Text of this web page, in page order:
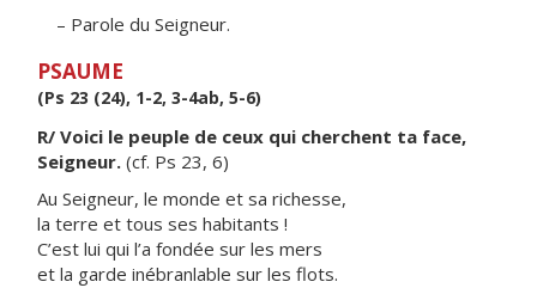
– Parole du Seigneur.
PSAUME
(Ps 23 (24), 1-2, 3-4ab, 5-6)
R/ Voici le peuple de ceux qui cherchent ta face,
Seigneur. (cf. Ps 23, 6)
Au Seigneur, le monde et sa richesse,
la terre et tous ses habitants !
C’est lui qui l’a fondée sur les mers
et la garde inébranlable sur les flots.